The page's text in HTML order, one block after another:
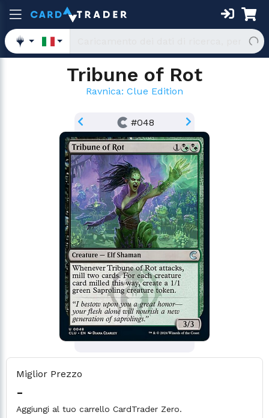
Tribune of Rot
Ravnica: Clue Edition
#048
Miglior Prezzo
-
Aggiungi al tuo carrello CardTrader Zero.